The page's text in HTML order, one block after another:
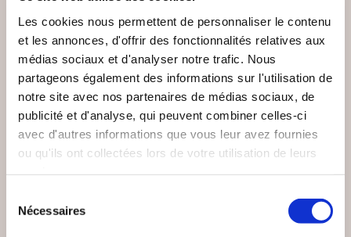
Les cookies nous permettent de personnaliser le contenu
et les annonces, d'offrir des fonctionnalités relatives aux
médias sociaux et d'analyser notre trafic. Nous
partageons également des informations sur l'utilisation de
notre site avec nos partenaires de médias sociaux, de
publicité et d'analyse, qui peuvent combiner celles-ci
avec d'autres informations que vous leur avez fournies
ou qu'ils ont collectées lors de votre utilisation de leurs
Nécessaires